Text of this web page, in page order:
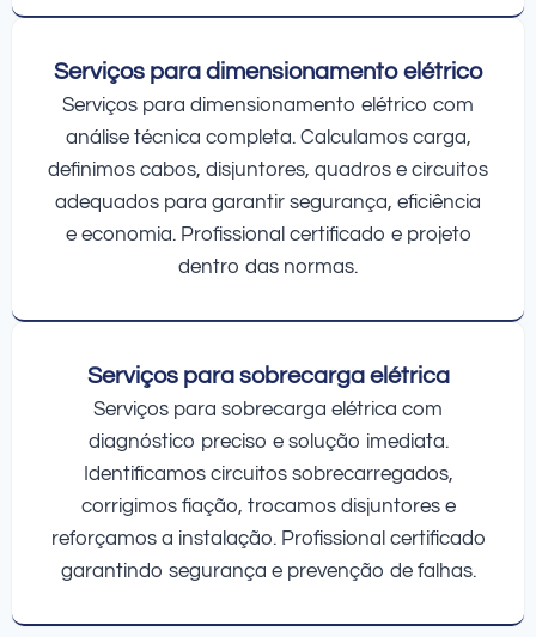
Serviços para dimensionamento elétrico
Serviços para dimensionamento elétrico com
análise técnica completa. Calculamos carga,
definimos cabos, disjuntores, quadros e circuitos
adequados para garantir segurança, eficiência
e economia. Profissional certificado e projeto
dentro das normas.
Serviços para sobrecarga elétrica
Serviços para sobrecarga elétrica com
diagnóstico preciso e solução imediata.
Identificamos circuitos sobrecarregados,
corrigimos fiação, trocamos disjuntores e
reforçamos a instalação. Profissional certificado
garantindo segurança e prevenção de falhas.